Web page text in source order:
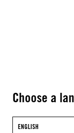
Choose a
ENGLISH